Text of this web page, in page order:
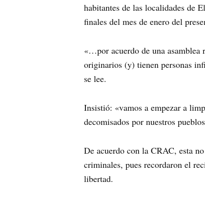
habitantes de las localidades de
finales del mes de enero del
«…por acuerdo de una asamblea
originarios (y) tienen personas
se lee.
Insistió: «vamos a empezar a
decomisados por nuestros
De acuerdo con la CRAC, esta
criminales, pues recordaron el
libertad.